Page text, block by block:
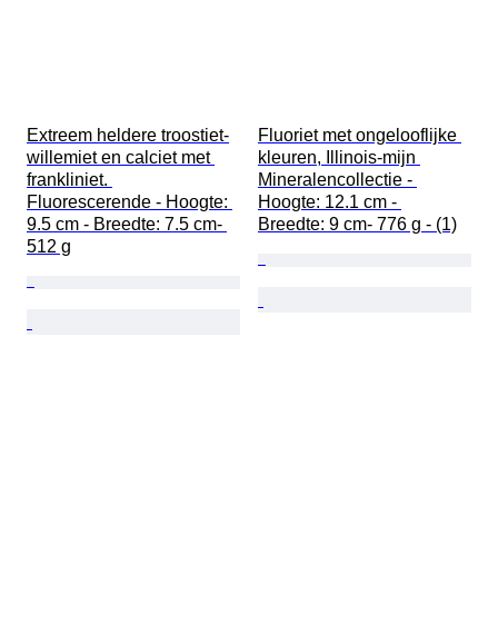
Extreem heldere troostiet-
willemiet en calciet met
frankliniet.
Fluorescerende - Hoogte:
9.5 cm - Breedte: 7.5 cm-
512 g
Fluoriet met ongelooflijke
kleuren, Illinois-mijn
Mineralencollectie -
Hoogte: 12.1 cm -
Breedte: 9 cm- 776 g - (1)